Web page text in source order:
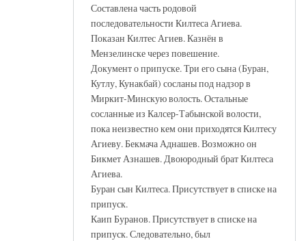
Составлена часть родовой
последовательности Килтеса Агиева.
Показан Килтес Агиев. Казнён в
Мензелинске через повешение.
Документ о припуске. Три его сына (Буран,
Кутлу, Кунакбай) сосланы под надзор в
Миркит-Минскую волость. Остальные
сосланные из Калсер-Табынской волости,
пока неизвестно кем они приходятся Килтесу
Агиеву. Бекмача Аднашев. Возможно он
Бикмет Азнашев. Двоюродный брат Килтеса
Агиева.
Буран сын Килтеса. Присутствует в списке на
припуск.
Каип Буранов. Присутствует в списке на
припуск. Следовательно, был